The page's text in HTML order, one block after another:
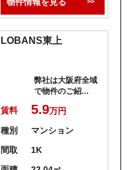
LOBANS東上
弊社は大阪府全域
で物件のご紹...
賃料 5.9万円
種別
マンション
間取
1K